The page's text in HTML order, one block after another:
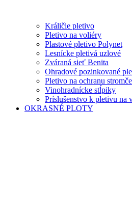
Králičie pletivo
Pletivo na voliéry
Plastové pletivo Polynet
Lesnícke pletivá uzlové
Zváraná sieť Benita
Ohradové pozinkované
Pletivo na ochranu
Vinohradnícke stĺpiky
Príslušenstvo k pletivu na
OKRASNÉ PLOTY